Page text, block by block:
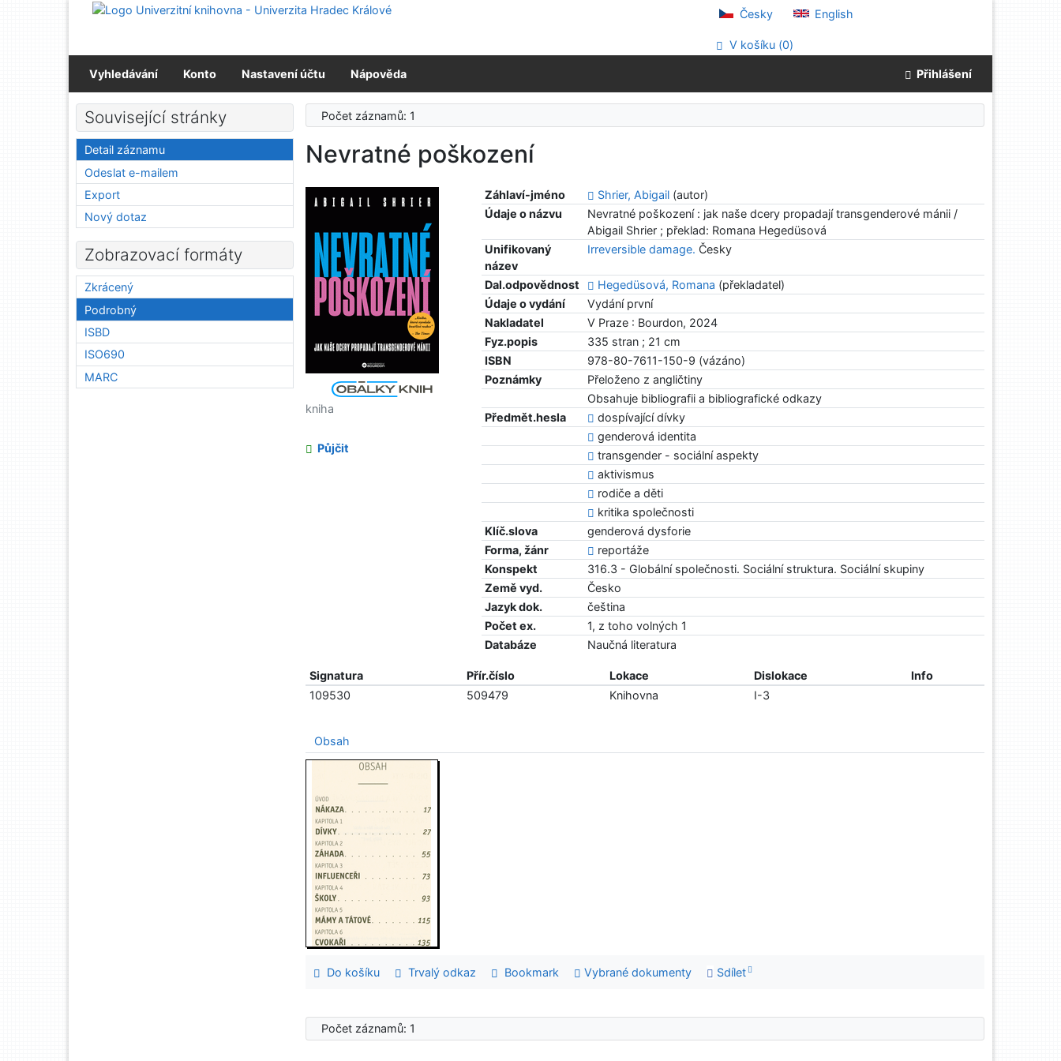
Přejít na obsah
Česky English
V košíku (0)
Vyhledávání Konto Nastavení účtu Nápověda Přihlášení
Počet záznamů: 1
Nevratné poškození
Záhlaví-jméno Shrier, Abigail (autor)
Údaje o názvu
Nevratné poškození : jak naše dcery propadají transgenderové mánii /
Abigail Shrier ; překlad: Romana Hegedüsová
Unifikovaný
název
Irreversible damage. Česky
Dal.odpovědnost Hegedüsová, Romana (překladatel)
Údaje o vydání
Vydání první
Nakladatel
V Praze : Bourdon, 2024
Fyz.popis
335 stran ; 21 cm
ISBN
978-80-7611-150-9 (vázáno)
Poznámky
Přeloženo z angličtiny
Obsahuje bibliografii a bibliografické odkazy
Předmět.hesla
dospívající dívky
genderová identita
transgender - sociální aspekty
aktivismus
rodiče a děti
kritika společnosti
Klíč.slova
genderová dysforie
Forma, žánr
reportáže
Konspekt
316.3 - Globální společnosti. Sociální struktura. Sociální skupiny
Země vyd.
Česko
Jazyk dok.
čeština
Počet ex.
1, z toho volných 1
Databáze
Naučná literatura
kniha
Půjčit
Signatura Přír.číslo Lokace Dislokace
Info
109530
509479 Knihovna I-3
Obsah
Do košíku Trvalý odkaz Bookmark Vybrané dokumenty Sdílet
Počet záznamů: 1
Související stránky
Detail záznamu
Odeslat e-mailem
Export
Nový dotaz
Zobrazovací formáty
Zkrácený
Podrobný
ISBD
ISO690
MARC